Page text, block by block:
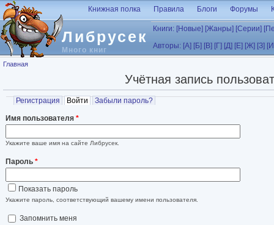
Перейти к основному содержанию
Либрусек
Много книг
Книжная полка Правила Блоги Форумы
Книги: [Новые] [Жанры] [Серии]
Авторы: [А] [Б] [В] [Г] [Д] [Е] [Ж] [З]
Вы здесь
Главная
Учётная запись
Главные вкладки
Регистрация Войти (активная вкладка)
Забыли пароль?
Имя пользователя *
Укажите ваше имя на сайте Либрусек.
Пароль *
Показать пароль
Укажите пароль, соответствующий вашему имени пользователя.
Запомнить меня